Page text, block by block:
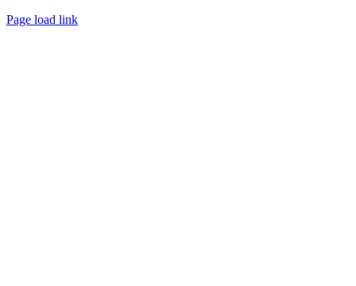
Page load link